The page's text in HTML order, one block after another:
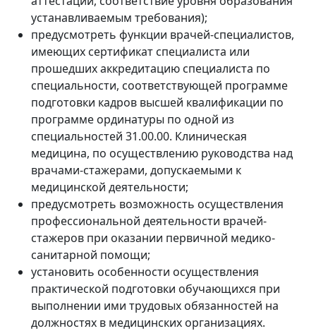
устанавливаемым требования);
предусмотреть функции врачей-специалистов,
имеющих сертификат специалиста или
прошедших аккредитацию специалиста по
специальности, соответствующей программе
подготовки кадров высшей квалификации по
программе ординатуры по одной из
специальностей 31.00.00. Клиническая
медицина, по осуществлению руководства над
врачами-стажерами, допускаемыми к
медицинской деятельности;
предусмотреть возможность осуществления
профессиональной деятельности врачей-
стажеров при оказании первичной медико-
санитарной помощи;
установить особенности осуществления
практической подготовки обучающихся при
выполнении ими трудовых обязанностей на
должностях в медицинских организациях.